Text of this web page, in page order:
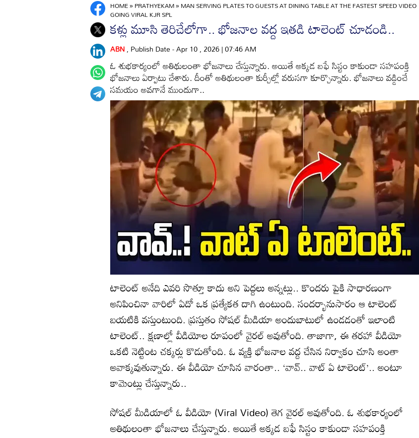
HOME»PRATHYEKAM»MAN SERVING PLATES TO GUESTS AT DINING TABLE AT THE FASTEST SPEED VIDEO
GOING VIRAL KJR SPL
కళ్లు మూసి తెరిచేలోగా.. భోజనాల వద్ద ఇతడి టాలెంట్ చూడండి..
ABN, Publish Date - Apr 10 , 2026 | 07:46 AM
ఓ శుభకార్యంలో అతిథులంతా భోజనాలు చేస్తున్నారు. అయితే అక్కడ బఫే సిస్టం కాకుండా సహపంక్తి
భోజనాలు ఏర్పాటు చేశారు. దీంతో అతిథులంతా కుర్చీల్లో వరుసగా కూర్చొన్నారు. భోజనాలు వడ్డించే
సమయం అవగానే ముందుగా..
టాలెంట్ అనేది ఎవరి సొత్తూ కాదు అని పెద్దలు అన్నట్లు.. కొందరు పైకి సాధారణంగా
అనిపించినా వారిలో ఏదో ఒక ప్రత్యేకత దాగి ఉంటుంది. సందర్భానుసారం ఆ టాలెంట్
బయటికి వస్తుంటుంది. ప్రస్తుతం సోషల్ మీడియా అందుబాటులో ఉండడంతో ఇలాంటి
టాలెంట్.. క్షణాల్లో వీడియోల రూపంలో వైరల్ అవుతోంది. తాజాగా, ఈ తరహా వీడియో
ఒకటి నెట్టింట చక్కర్లు కొడుతోంది. ఓ వ్యక్తి భోజనాల వద్ద చేసిన నిర్వాకం చూసి అంతా
అవాక్కవుతున్నారు. ఈ వీడియో చూసిన వారంతా.. ‘వావ్.. వాట్ ఏ టాలెంట్’.. అంటూ
కామెంట్లు చేస్తున్నారు..
సోషల్ మీడియాలో ఓ వీడియో (Viral Video) తెగ వైరల్ అవుతోంది. ఓ శుభకార్యంలో
అతిథులంతా భోజనాలు చేస్తున్నారు. అయితే అక్కడ బఫే సిస్టం కాకుండా సహపంక్తి